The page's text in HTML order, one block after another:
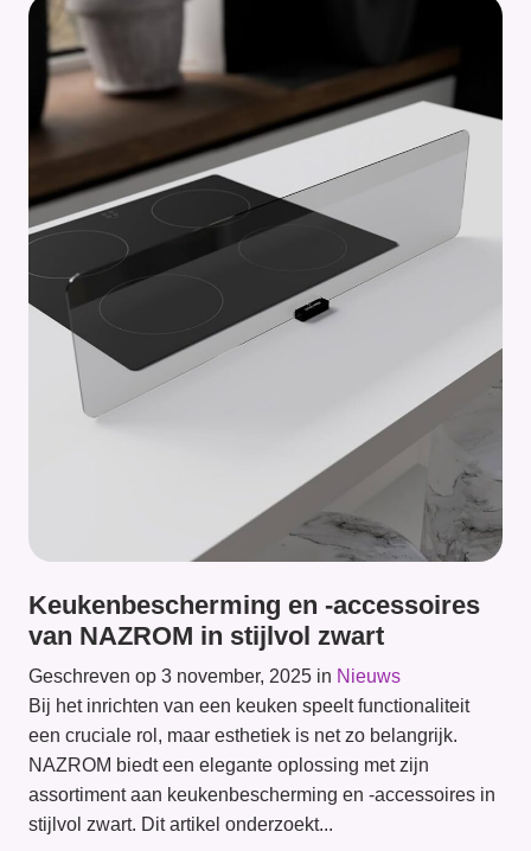
Keukenbescherming en -accessoires
van NAZROM in stijlvol zwart
Geschreven op 3 november, 2025 in Nieuws
Bij het inrichten van een keuken speelt functionaliteit
een cruciale rol, maar esthetiek is net zo belangrijk.
NAZROM biedt een elegante oplossing met zijn
assortiment aan keukenbescherming en -accessoires in
stijlvol zwart. Dit artikel onderzoekt...